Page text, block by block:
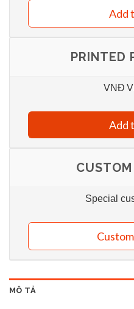
Add
PRINTED
VNĐ
Add
Special
MÔ TẢ